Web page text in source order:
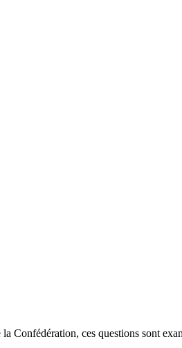
Confédération, ces questions sont